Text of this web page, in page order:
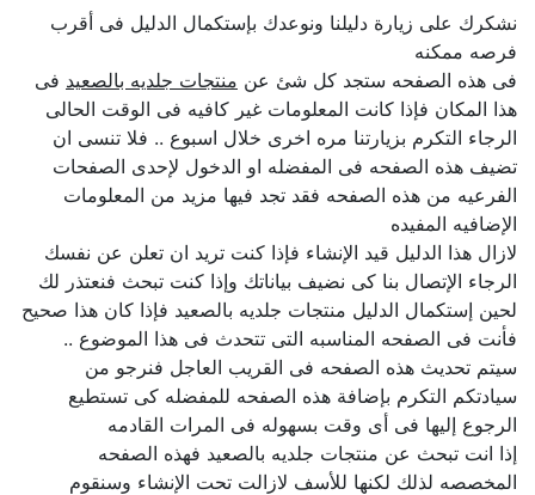
نشكرك على زيارة دليلنا ونوعدك بإستكمال الدليل فى أقرب
فرصه ممكنه
فى هذه الصفحه ستجد كل شئ عنمنتجات جلديه بالصعيدفى
هذا المكان فإذا كانت المعلومات غير كافيه فى الوقت الحالى
الرجاء التكرم بزيارتنا مره اخرى خلال اسبوع .. فلا تنسى ان
تضيف هذه الصفحه فى المفضله او الدخول لإحدى الصفحات
الفرعيه من هذه الصفحه فقد تجد فيها مزيد من المعلومات
الإضافيه المفيده
لازال هذا الدليل قيد الإنشاء فإذا كنت تريد ان تعلن عن نفسك
الرجاء الإتصال بنا كى نضيف بياناتك وإذا كنت تبحث فنعتذر لك
لحين إستكمال الدليل منتجات جلديه بالصعيد فإذا كان هذا صحيح
فأنت فى الصفحه المناسبه التى تتحدث فى هذا الموضوع ..
سيتم تحديث هذه الصفحه فى القريب العاجل فنرجو من
سيادتكم التكرم بإضافة هذه الصفحه للمفضله كى تستطيع
الرجوع إليها فى أى وقت بسهوله فى المرات القادمه
إذا انت تبحث عن منتجات جلديه بالصعيد فهذه الصفحه
المخصصه لذلك لكنها للأسف لازالت تحت الإنشاء وسنقوم